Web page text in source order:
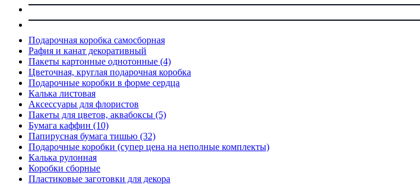
Подарочная коробка самосборная
Рафия и канат декоративный
Пакеты картонные однотонные (4)
Цветочная, круглая подарочная коробка
Подарочные коробки в форме сердца
Калька листовая
Аксессуары для флористов
Пакеты для цветов, аквабоксы (5)
Бумага каффин (10)
Папирусная бумага тишью (32)
Подарочные коробки (супер цена на неполные комплекты)
Калька рулонная
Коробки сборные
Пластиковые заготовки для декора